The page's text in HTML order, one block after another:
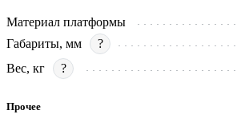
Материал платформы
Габариты, мм
?
Вес, кг
?
Прочее